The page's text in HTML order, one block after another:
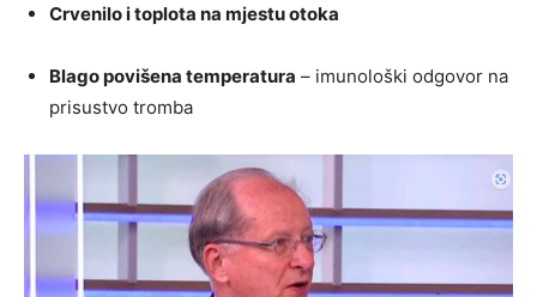
Crvenilo i toplota na mjestu otoka
Blago povišena temperatura – imunološki odgovor na
prisustvo tromba